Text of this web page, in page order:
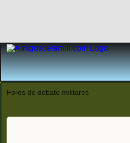
Foros de debate militares